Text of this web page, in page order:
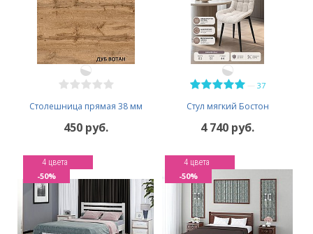
Столешница прямая 38 мм
450 руб.
37
Стул мягкий Бостон
4 740 руб.
4 цвета
-50%
4 цвета
-50%